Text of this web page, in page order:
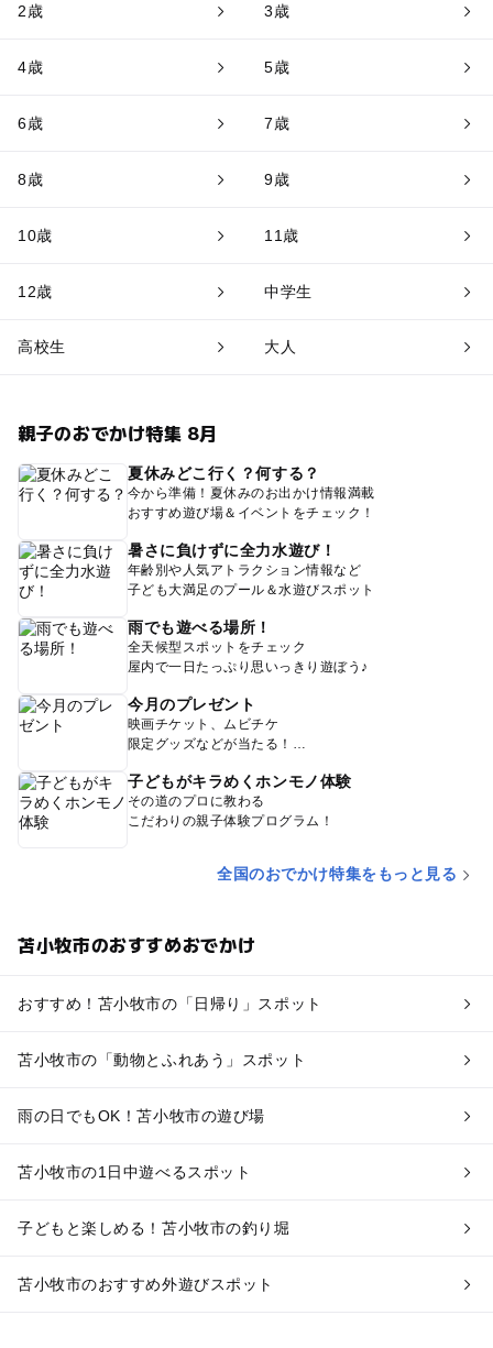
2歳 3歳
4歳 5歳
6歳 7歳
8歳 9歳
10歳 11歳
12歳 中学生
高校生 大人
親子のおでかけ特集 8月
夏休みどこ行く？何する？
今から準備！夏休みのお出かけ情報満載
おすすめ遊び場＆イベントをチェック！
暑さに負けずに全力水遊び！
年齢別や人気アトラクション情報など
子ども大満足のプール＆水遊びスポット
雨でも遊べる場所！
全天候型スポットをチェック
屋内で一日たっぷり思いっきり遊ぼう♪
今月のプレゼント
映画チケット、ムビチケ
限定グッズなどが当たる！
子どもがキラめくホンモノ体験
その道のプロに教わる
こだわりの親子体験プログラム！
全国のおでかけ特集をもっと見る
苫小牧市のおすすめおでかけ
おすすめ！苫小牧市の「日帰り」スポット
苫小牧市の「動物とふれあう」スポット
雨の日でもOK！苫小牧市の遊び場
苫小牧市の1日中遊べるスポット
子どもと楽しめる！苫小牧市の釣り堀
苫小牧市のおすすめ外遊びスポット